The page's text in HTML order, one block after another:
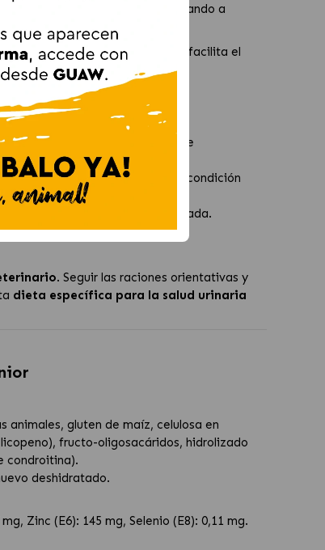
de los perros mayores, ayudando a
y de fácil aceptación que facilita el
en el tracto urinario.
la orina y al aporte ajustado de
años, ayudando a mantener su condición
del perro de edad avanzada.
. Seguir las raciones orientativas y
dieta específica para la salud urinaria
animales, gluten de maíz, celulosa en
fructo-oligosacáridos, hidrolizado
condroitina).
deshidratado.
Zinc (E6): 145 mg, Selenio (E8): 0,11 mg.